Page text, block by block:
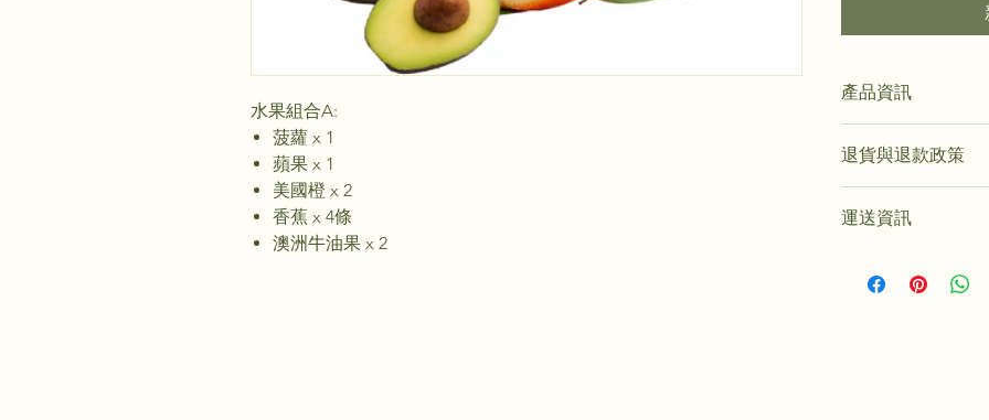
水果組合A:
菠蘿 x 1
蘋果 x 1
美國橙 x 2
香蕉 x 4條
澳洲牛油果 x 2
產品資訊
寸、材料、保固和清
客有信心和决心購買
退貨與退款政策
產品。撰寫政策時，
運送資訊
的資訊。撰寫政策